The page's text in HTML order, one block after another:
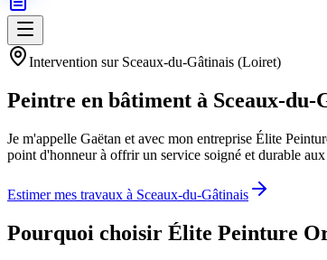
Intervention sur Sceaux-du-Gâtinais (Loiret)
Peintre en bâtiment à Sceaux-du-
Je m'appelle Gaëtan et avec mon entreprise Élite
point d'honneur à offrir un service soigné et durable
Estimer mes travaux à Sceaux-du-Gâtinais
Pourquoi choisir Élite Peinture